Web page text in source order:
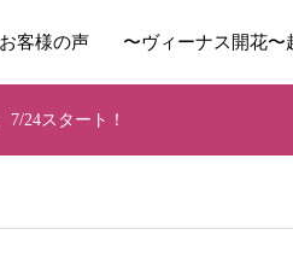
お客様の声 〜ヴィーナス開花〜
24スタート！